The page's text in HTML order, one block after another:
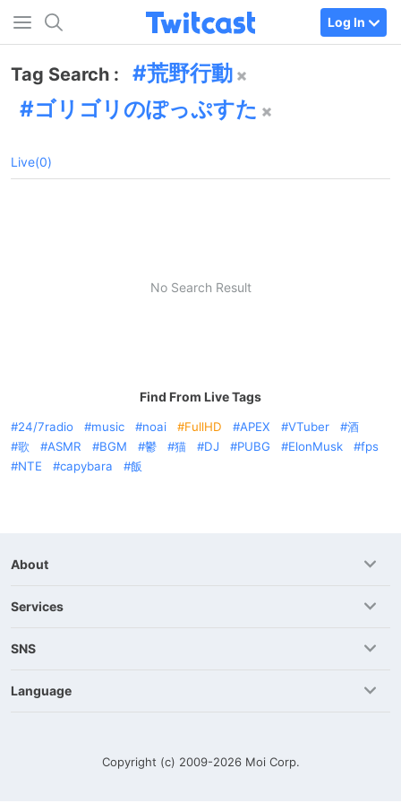
Log In
Tag Search :
荒野行動
ゴリゴリのぽっぷすた
Live(0)
No Search Result
Find From Live Tags
24/7radio music noai FullHD APEX VTuber
酒
歌
ASMR BGM 鬱 猫 DJ PUBG ElonMusk
fps
NTE
capybara 飯
About
Services
SNS
Language
Copyright (c) 2009-2026 Moi Corp.